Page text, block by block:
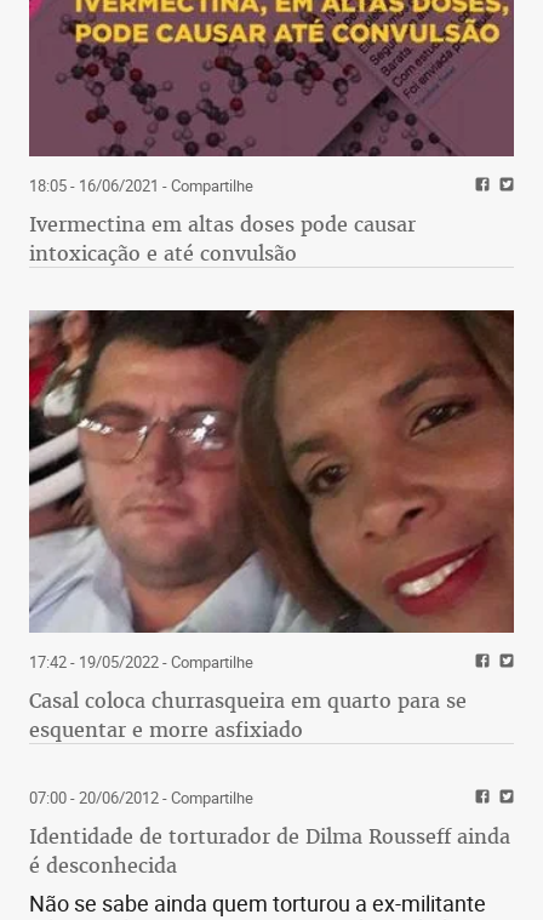
18:05 - 16/06/2021 - Compartilhe
Ivermectina em altas doses pode causar
intoxicação e até convulsão
17:42 - 19/05/2022- Compartilhe
Casal coloca churrasqueira em quarto para se
esquentar e morre asfixiado
07:00 - 20/06/2012- Compartilhe
Identidade de torturador de Dilma Rousseff ainda
é desconhecida
Não se sabe ainda quem torturou a ex-militante